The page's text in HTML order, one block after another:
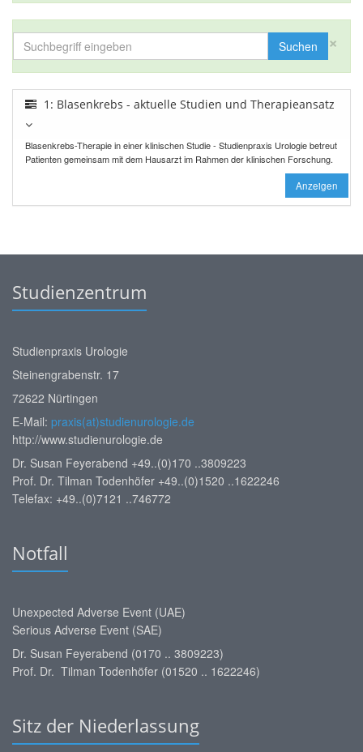
×
Suchen
1: Blasenkrebs - aktuelle Studien und Therapieansatz
Blasenkrebs-Therapie in einer klinischen Studie - Studienpraxis Urologie betreut
Patienten gemeinsam mit dem Hausarzt im Rahmen der klinischen Forschung.
Anzeigen
Studienzentrum
Studienpraxis Urologie
Steinengrabenstr. 17
72622 Nürtingen
E-Mail: praxis(at)studienurologie.de
http://www.studienurologie.de
Dr. Susan Feyerabend +49..(0)170 ..3809223
Prof. Dr. Tilman Todenhöfer +49..(0)1520 ..1622246
Telefax: +49..(0)7121 ..746772
Notfall
Unexpected Adverse Event (UAE)
Serious Adverse Event (SAE)
Dr. Susan Feyerabend (0170 .. 3809223)
Prof. Dr. Tilman Todenhöfer (01520 .. 1622246)
Sitz der Niederlassung